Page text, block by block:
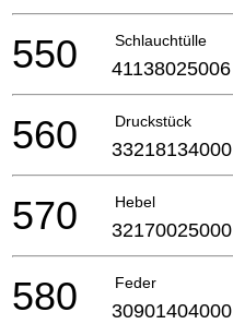
Schlauchtülle
550 41138025006
Druckstück
560 33218134000
Hebel
570 32170025000
Feder
580 30901404000